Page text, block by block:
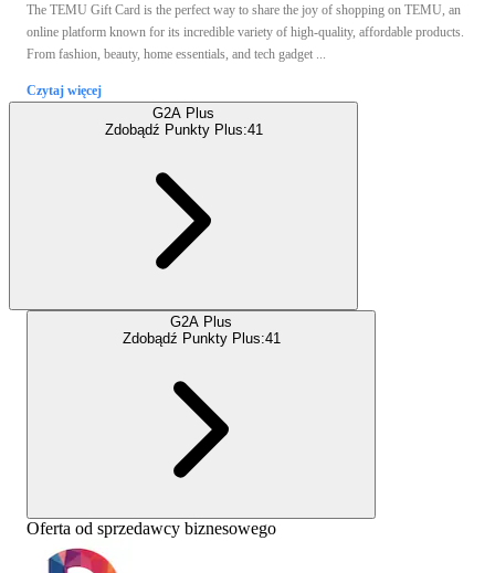
The TEMU Gift Card is the perfect way to share the joy of shopping on TEMU, an
online platform known for its incredible variety of high-quality, affordable products.
From fashion, beauty, home essentials, and tech gadget ...
Czytaj więcej
G2A Plus
Zdobądź Punkty Plus:41
G2A Plus
Zdobądź Punkty Plus:41
Oferta od sprzedawcy biznesowego